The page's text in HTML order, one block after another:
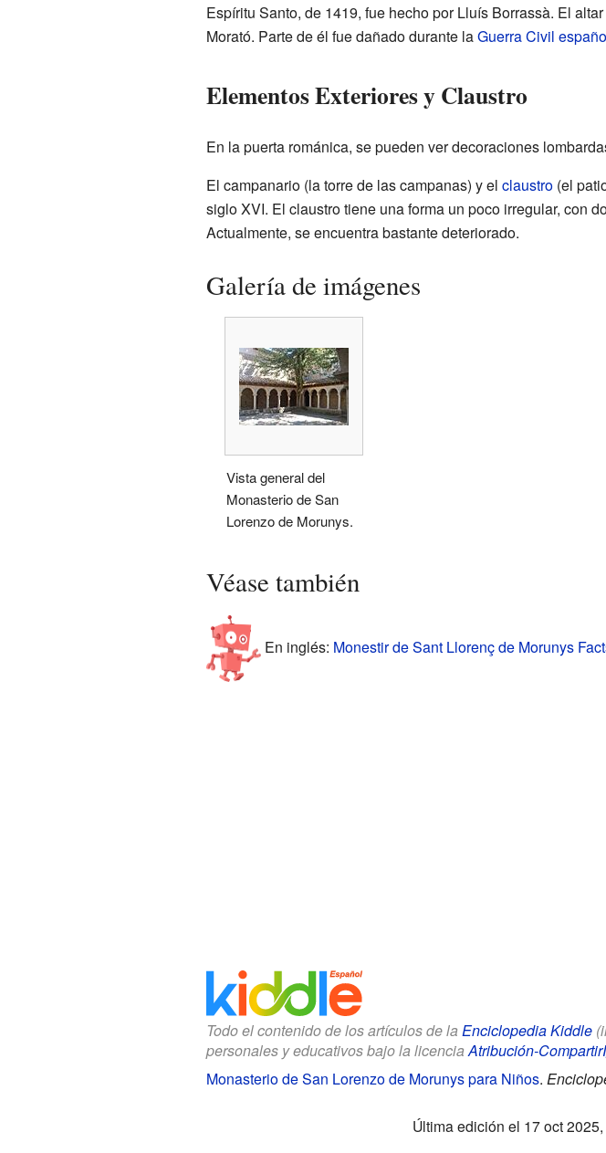
Espíritu Santo, de 1419, fue hecho por Lluís Borrassà. El
Morató. Parte de él fue dañado durante laGuerra Civil
Elementos Exteriores y Claustro
En la puerta románica, se pueden ver decoraciones
El campanario (la torre de las campanas) y el claustro(el
siglo XVI. El claustro tiene una forma un poco irregular, con
Actualmente, se encuentra bastante deteriorado.
Galería de imágenes
Vista general del
Monasterio de San
Lorenzo de Morunys.
Véase también
En inglés: Monestir de Sant Llorenç de Morunys
Todo el contenido de los artículos de la Enciclopedia Kiddle
personales y educativos bajo la licencia Atribución-
Monasterio de San Lorenzo de Morunys para Niños.
Última edición el 17 oct